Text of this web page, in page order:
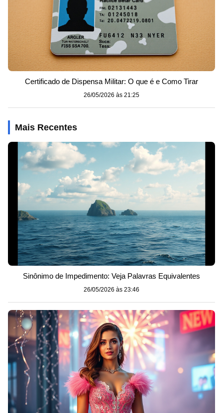
Certificado de Dispensa Militar: O que é e Como Tirar
26/05/2026 às 21:25
Mais Recentes
Sinônimo de Impedimento: Veja Palavras Equivalentes
26/05/2026 às 23:46